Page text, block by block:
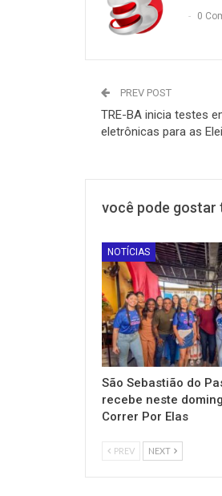
0
PREV POST
TRE-BA inicia testes
eletrônicas para as
você pode gostar
NOTÍCIAS
São Sebastião do
recebe neste
Correr Por Elas
PREV NEXT